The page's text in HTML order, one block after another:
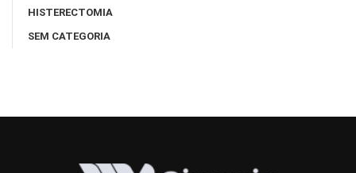
HISTERECTOMIA
SEM CATEGORIA